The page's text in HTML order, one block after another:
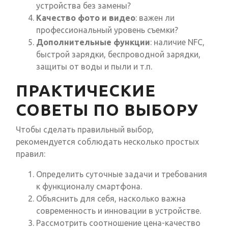
устройства без замены?
Качество фото и видео: важен ли
профессиональный уровень съемки?
Дополнительные функции: наличие NFC,
быстрой зарядки, беспроводной зарядки,
защиты от воды и пыли и т.п.
ПРАКТИЧЕСКИЕ
СОВЕТЫ ПО ВЫБОРУ
Чтобы сделать правильный выбор,
рекомендуется соблюдать несколько простых
правил:
Определить суточные задачи и требования
к функционалу смартфона.
Объяснить для себя, насколько важна
современность и инновации в устройстве.
Рассмотрить соотношение цена-качество